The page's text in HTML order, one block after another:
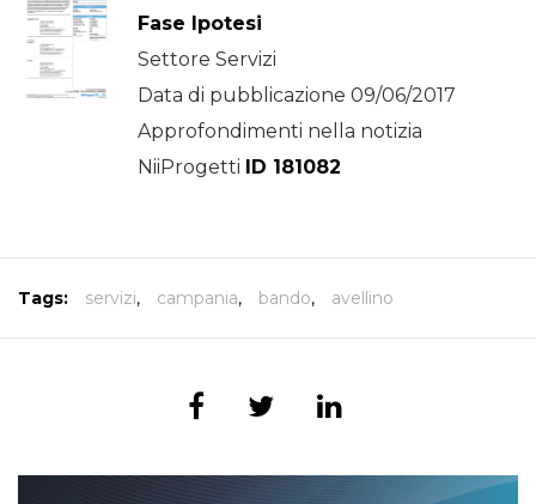
Fase Ipotesi
Settore Servizi
Data di pubblicazione 09/06/2017
Approfondimenti nella notizia
NiiProgetti ID 181082
Tags: servizi, campania, bando, avellino